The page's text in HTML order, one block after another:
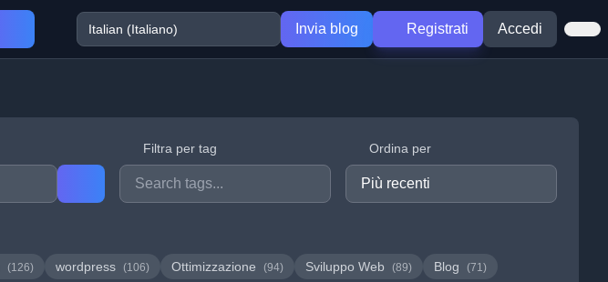
Invia blog Registrati Accedi
Filtra per tag Ordina per
(126) wordpress (106) Ottimizzazione (94) Sviluppo Web (89) Blog (71)